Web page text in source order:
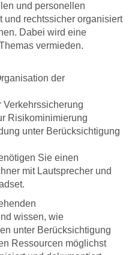
und personellen
und rechtssicher organisiert
Dabei wird eine
vermieden.
der
Verkehrssicherung
Risikominimierung
unter Berücksichtigung
Sie einen
mit Lautsprecher und
wissen, wie
unter Berücksichtigung
Ressourcen möglichst